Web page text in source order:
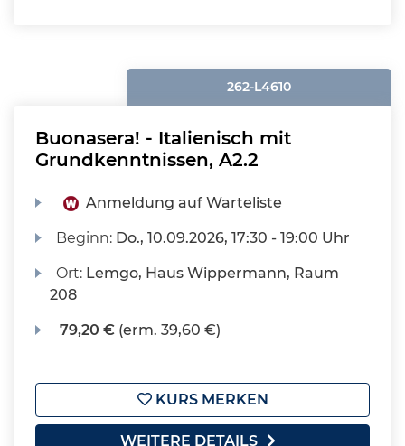
262-L4610
Buonasera! - Italienisch mit
Grundkenntnissen, A2.2
Anmeldung auf Warteliste
Beginn: Do., 10.09.2026, 17:30 - 19:00 Uhr
Ort: Lemgo, Haus Wippermann, Raum
208
79,20 € (erm. 39,60 €)
KURS MERKEN
WEITERE DETAILS